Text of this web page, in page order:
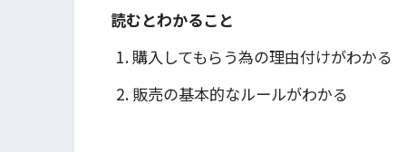
読むとわかること
購入してもらう為の理由付けがわかる
販売の基本的なルールがわかる